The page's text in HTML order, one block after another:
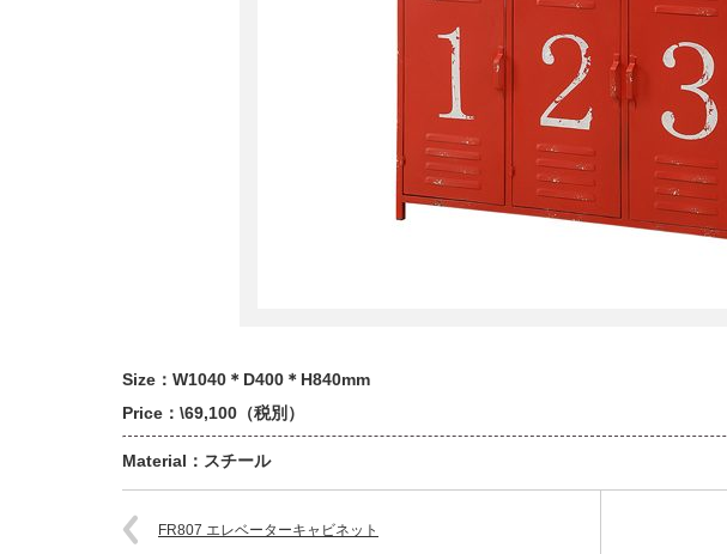
Size：W1040＊D400＊H840mm
Price：\69,100（税別）
Material：スチール
FR807 エレベーターキャビネット